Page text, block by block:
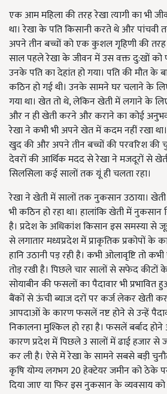
एक आम महिला की तरह रेखा त्यागी का भी
था। रेखा के पति किसानी करते थे और पांचवी
अपने तीन बच्चों को एक कुशल गृहिणी की
साल पहले रेखा के जीवन में उस वक्त दु:खों को
उनके पति का देहांत हो गया। पति की मौत के
कठिन हो गई थी। उनके सामने घर चलाने के
गया था। खेत तो थे, लेकिन खेती में लगाने के
और न ही खेती करने और कराने का कोई
रेखा ने कभी भी अपने खेत में कदम नहीं रखा
खुद की और अपने तीन बच्चों की परवरिश की
देवरों की आर्थिक मदद से रेखा ने मजदूरों से
सिलसिला कई सालों तक यूं ही चलता रहा।
रेखा ने खेती में सालों तक नुकसान उठाया।
भी कठिन हो रहा था। हालांकि खेती में नुकसान
है। प्रदेश के अधिकांश किसान इस समस्या से
से लगातार मध्यप्रदेश में प्राकृतिक प्रकोपों के
हानि उठानी पड़ रही है। कभी ओलावृष्टि तो
तोड़ रखी है। पिछले चार सालों से सफेद
सोयाबीन की फसलों का पैदावार भी
बैंकों से ऊंची ब्याज दरों पर कर्ज लेकर खेती
आपदाओं के कारण फसलें नष्ट होने से उन्हें
निकालना मुश्किल हो रहा है। फसलें बर्बाद
कारण प्रदेश में पिछले 3 सालों में ढाई हजार से
कर ली है। ऐसे में रेखा के सामने सबसे बड़ी
कृषि योग्य लगभग 20 हेक्टेयर जमीन को ठेके
दिया जाए या फिर इस नुकसान के व्यवसाय